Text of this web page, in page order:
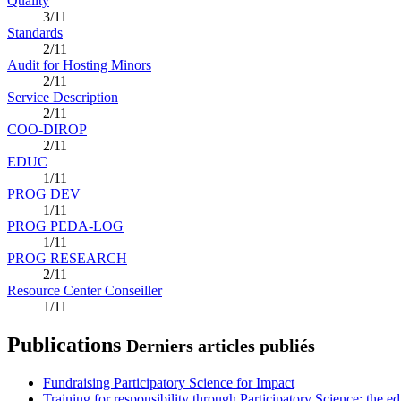
3/11
Standards
2/11
Audit for Hosting Minors
2/11
Service Description
2/11
COO-DIROP
2/11
EDUC
1/11
PROG DEV
1/11
PROG PEDA-LOG
1/11
PROG RESEARCH
2/11
Resource Center Conseiller
1/11
Publications Derniers articles publiés
Fundraising Participatory Science for Impact